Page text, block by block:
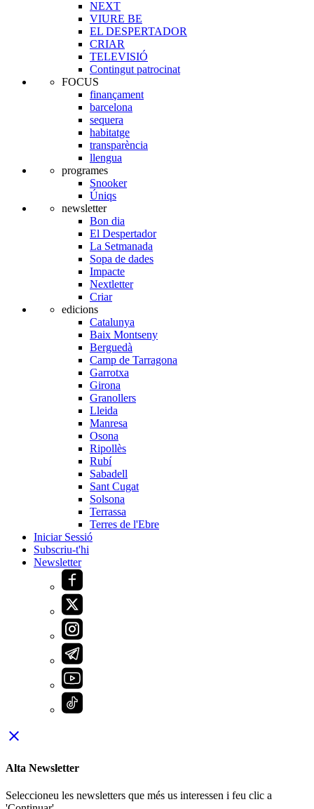
NEXT
VIURE BE
EL DESPERTADOR
CRIAR
TELEVISIÓ
Contingut patrocinat
FOCUS
finançament
barcelona
sequera
habitatge
transparència
llengua
programes
Snooker
Úniqs
newsletter
Bon dia
El Despertador
La Setmanada
Sopa de dades
Impacte
Nextletter
Criar
edicions
Catalunya
Baix Montseny
Berguedà
Camp de Tarragona
Garrotxa
Girona
Granollers
Lleida
Manresa
Osona
Ripollès
Rubí
Sabadell
Sant Cugat
Solsona
Terrassa
Terres de l'Ebre
Iniciar Sessió
Subscriu-t'hi
Newsletter
close
Alta Newsletter
Seleccioneu les newsletters que més us interessen i feu clic a